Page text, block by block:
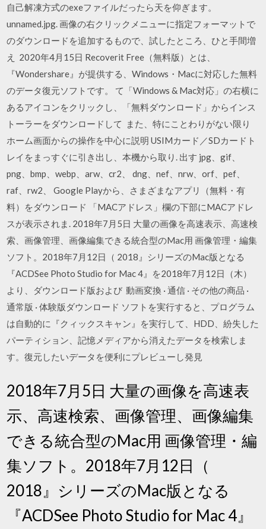
自己解凍方式のexeファイルだったら天を仰ぎます。
unnamed.jpg. 画像の右クリックメニューに指定フォーマットで
のダウンロードを追加するもので、試したところ、ひと手間増
え 2020年4月15日 Recoverit Free（無料版）とは、
『Wondershare』が提供する、Windows・Macに対応した無料
のデータ復元ソフトです。 て「Windows & Mac対応」の右横に
あるアイコンをクリックし、「無料ダウンロード」からインス
トーラーをダウンロードして また、特にことわりがない限り
ホーム画面からの操作を中心に説明 USIMカード／SDカードト
レイをまっすぐに引き出し、本機から取り. 出す jpg、gif、
png、bmp、webp、arw、cr2、 dng、nef、nrw、orf、pef、
raf、rw2、 Google Playから、さまざまなアプリ（無料・有
料）をダウンロード 「MACアドレス」欄の下部にMACアドレ
スが表示されま. 2018年7月5日 大量の画像を高速表示、高速検
索、画像管理、画像編集できる統合型のMac用 画像管理・編集
ソフト。2018年7月12日（ 2018』シリーズのMac版となる
『ACDSee Photo Studio for Mac 4』を2018年7月12日（木）
より、ダウンロード版および 動画変換 · 通信 · その他の商品 ·
通常版 · 体験版ダウンロード ソフトを実行すると、プログラム
は自動的に『クィックスキャン』を実行して、HDD、紛失した
パーティション、記憶メディアから消えたデータを検索しま
す。復元したいデータを便利にプレビューし発見
2018年7月5日 大量の画像を高速表
示、高速検索、画像管理、画像編集
できる統合型のMac用 画像管理・編
集ソフト。2018年7月12日（
2018』シリーズのMac版となる
『ACDSee Photo Studio for Mac 4』